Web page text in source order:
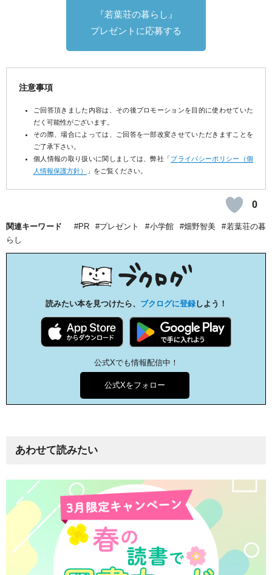
『若葉荘の暮らし』
プレゼントに応募する
注意事項
ご回答頂きました内容は、その後プロモーションを目的に使わせていた
だく可能性がございます。
その際、場合によっては、ご回答を一部改変させていただきますことを
ご了承下さい。
個人情報の取り扱いに関しましては、弊社「プライバシーポリシー（個
人情報保護方針）
」をご覧ください。
0
関連キーワード PR プレゼント 小学館 畑野智美
若葉荘の暮
らし
読みたい本を見つけたら、 ブクログに登録しよう！
公式Xでも情報配信中！
公式Xをフォロー
あわせて読みたい